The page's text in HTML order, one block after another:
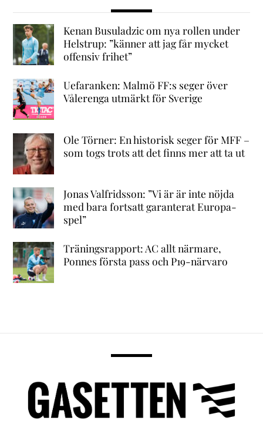
Kenan Busuladzic om nya rollen under
Helstrup: ”känner att jag får mycket
offensiv frihet”
Uefaranken: Malmö FF:s seger över
Vålerenga utmärkt för Sverige
Ole Törner: En historisk seger för MFF –
som togs trots att det finns mer att ta ut
Jonas Valfridsson: ”Vi är är inte nöjda
med bara fortsatt garanterat Europa-
spel”
Träningsrapport: AC allt närmare,
Ponnes första pass och P19-närvaro